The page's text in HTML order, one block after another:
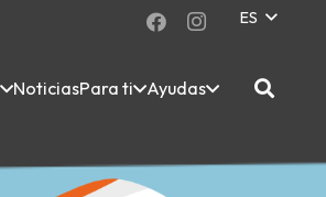
ES
NoticiasPara ti Ayudas